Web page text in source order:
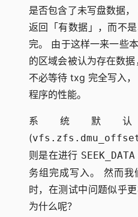
是否包含了未写盘数据
返回「有数据」，而不
完。 由于这样一来一些
的区域会被认为存在数
不必等待 txg 完全写入
程序的性能。
系统默
(
则是在进行 SEEK_DATA
务组完成写入。 然而我
时，在测试中问题似乎
为什么呢？